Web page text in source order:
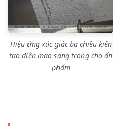
Hiệu ứng xúc giác ba chiều kiến
tạo diện mạo sang trọng cho ấn
phẩm